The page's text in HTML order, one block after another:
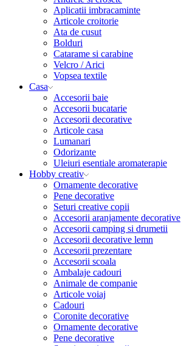
Aplicatii imbracaminte
Articole croitorie
Ata de cusut
Bolduri
Catarame si carabine
Velcro / Arici
Vopsea textile
Casa
Accesorii baie
Accesorii bucatarie
Accesorii decorative
Articole casa
Lumanari
Odorizante
Uleiuri esentiale aromaterapie
Hobby creativ
Ornamente decorative
Pene decorative
Seturi creative copii
Accesorii aranjamente decorative
Accesorii camping si drumetii
Accesorii decorative lemn
Accesorii prezentare
Accesorii scoala
Ambalaje cadouri
Animale de companie
Articole voiaj
Cadouri
Coronite decorative
Ornamente decorative
Pene decorative